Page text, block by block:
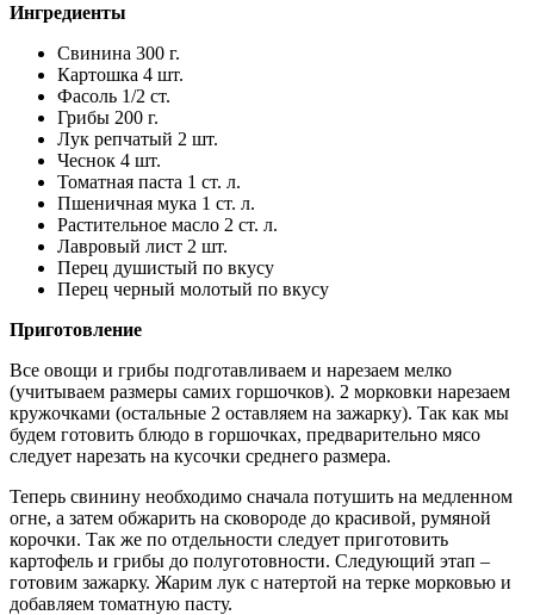
Ингредиенты
Свинина 300 г.
Картошка 4 шт.
Фасоль 1/2 ст.
Грибы 200 г.
Лук репчатый 2 шт.
Чеснок 4 шт.
Томатная паста 1 ст. л.
Пшеничная мука 1 ст. л.
Растительное масло 2 ст. л.
Лавровый лист 2 шт.
Перец душистый по вкусу
Перец черный молотый по вкусу
Приготовление
Все овощи и грибы подготавливаем и нарезаем мелко
(учитываем размеры самих горшочков). 2 морковки нарезаем
кружочками (остальные 2 оставляем на зажарку). Так как мы
будем готовить блюдо в горшочках, предварительно мясо
следует нарезать на кусочки среднего размера.
Теперь свинину необходимо сначала потушить на медленном
огне, а затем обжарить на сковороде до красивой, румяной
корочки. Так же по отдельности следует приготовить
картофель и грибы до полуготовности. Следующий этап –
готовим зажарку. Жарим лук с натертой на терке морковью и
добавляем томатную пасту.